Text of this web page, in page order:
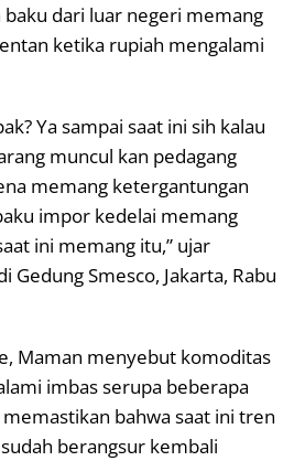
dari luar negeri memang
ketika rupiah mengalami
Ya sampai saat ini sih kalau
muncul kan pedagang
memang ketergantungan
impor kedelai memang
ini memang itu,” ujar
Gedung Smesco, Jakarta, Rabu
Maman menyebut komoditas
imbas serupa beberapa
bahwa saat ini tren
berangsur kembali